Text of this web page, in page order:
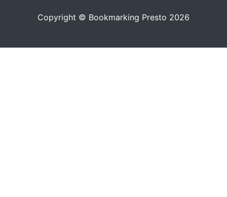
Copyright © Bookmarking Presto 2026